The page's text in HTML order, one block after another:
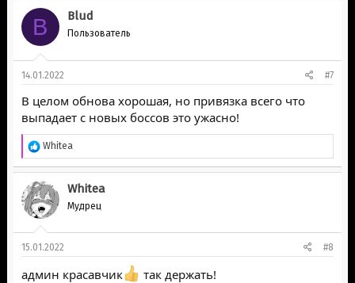
B Blud
Пользователь
14.01.2022 #7
В целом обнова хорошая, но привязка всего что
выпадает с новых боссов это ужасно!
Р
е
а
к
ц
и
и
Whitea
Whitea
Мудрец
15.01.2022 #8
админ красавчик так держать!